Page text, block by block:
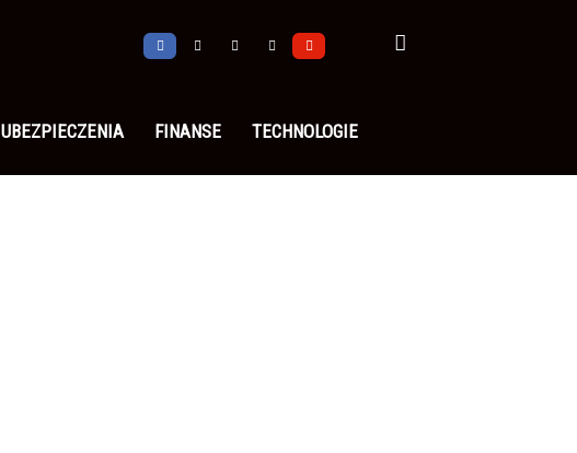
UBEZPIECZENIA FINANSE TECHNOLOGIE